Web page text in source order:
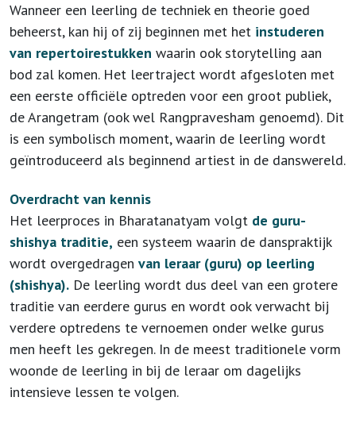
Wanneer een leerling de techniek en theorie goed
beheerst, kan hij of zij beginnen met het instuderen
van repertoirestukken waarin ook storytelling aan
bod zal komen. Het leertraject wordt afgesloten met
een eerste officiële optreden voor een groot publiek,
de Arangetram (ook wel Rangpravesham genoemd). Dit
is een symbolisch moment, waarin de leerling wordt
geïntroduceerd als beginnend artiest in de danswereld.
Overdracht van kennis
Het leerproces in Bharatanatyam volgt de guru-
shishya traditie, een systeem waarin de danspraktijk
wordt overgedragen van leraar (guru) op leerling
(shishya). De leerling wordt dus deel van een grotere
traditie van eerdere gurus en wordt ook verwacht bij
verdere optredens te vernoemen onder welke gurus
men heeft les gekregen. In de meest traditionele vorm
woonde de leerling in bij de leraar om dagelijks
intensieve lessen te volgen.